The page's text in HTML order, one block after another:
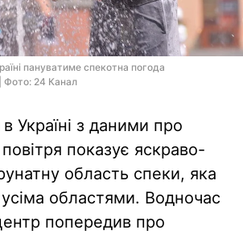
пануватиме спекотна погода
Фото: 24 Канал
Україні з даними про
показує яскраво-
область спеки, яка
областями. Водночас
попередив про